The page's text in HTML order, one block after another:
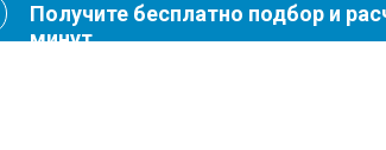
Получите бесплатно подбор и
минут